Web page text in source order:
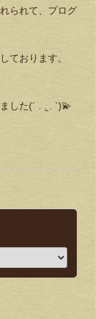
られて、プログ
ております。
した(´ . .̫ . `)💫